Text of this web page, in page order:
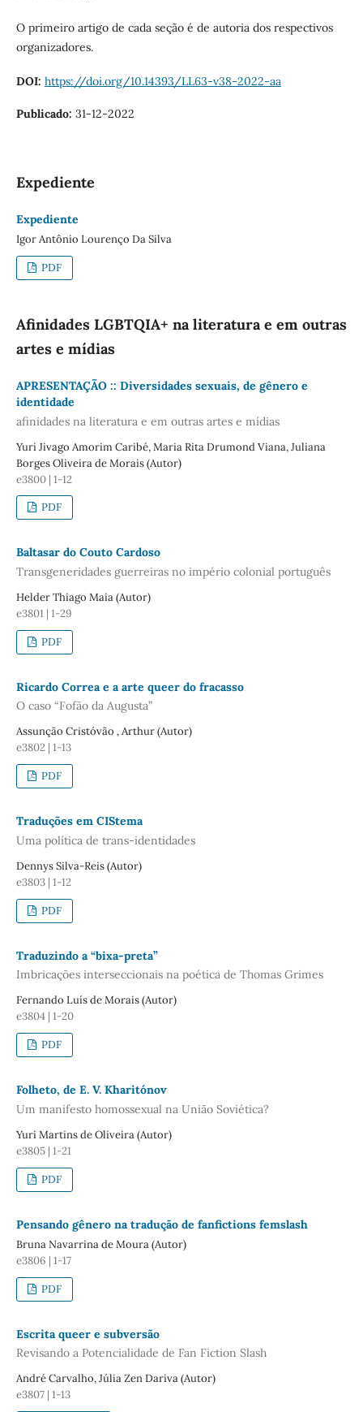
O primeiro artigo de cada seção é de autoria dos respectivos
organizadores.
DOI: https://doi.org/10.14393/LL63-v38-2022-aa
Publicado: 31-12-2022
Expediente
Expediente
Igor Antônio Lourenço Da Silva
PDF
Afinidades LGBTQIA+ na literatura e em outras
artes e mídias
APRESENTAÇÃO :: Diversidades sexuais, de gênero e
identidade
afinidades na literatura e em outras artes e mídias
Yuri Jivago Amorim Caribé, Maria Rita Drumond Viana, Juliana
Borges Oliveira de Morais (Autor)
e3800 | 1-12
PDF
Baltasar do Couto Cardoso
Transgeneridades guerreiras no império colonial português
Helder Thiago Maia (Autor)
e3801 | 1-29
PDF
Ricardo Correa e a arte queer do fracasso
O caso “Fofão da Augusta”
Assunção Cristóvão , Arthur (Autor)
e3802 | 1-13
PDF
Traduções em CIStema
Uma política de trans-identidades
Dennys Silva-Reis (Autor)
e3803 | 1-12
PDF
Traduzindo a “bixa-preta”
Imbricações interseccionais na poética de Thomas Grimes
Fernando Luís de Morais (Autor)
e3804 | 1-20
PDF
Folheto, de E. V. Kharitónov
Um manifesto homossexual na União Soviética?
Yuri Martins de Oliveira (Autor)
e3805 | 1-21
PDF
Pensando gênero na tradução de fanfictions femslash
Bruna Navarrina de Moura (Autor)
e3806 | 1-17
PDF
Escrita queer e subversão
Revisando a Potencialidade de Fan Fiction Slash
André Carvalho, Júlia Zen Dariva (Autor)
e3807 | 1-13